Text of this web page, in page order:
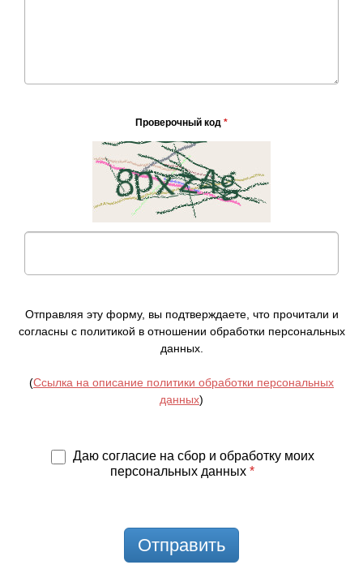
Проверочный код *
Отправляя эту форму, вы подтверждаете, что прочитали и
согласны с политикой в отношении обработки персональных
данных.
(Ссылка на описание политики обработки персональных
данных)
Даю согласие на сбор и обработку моих
персональных данных *
Отправить